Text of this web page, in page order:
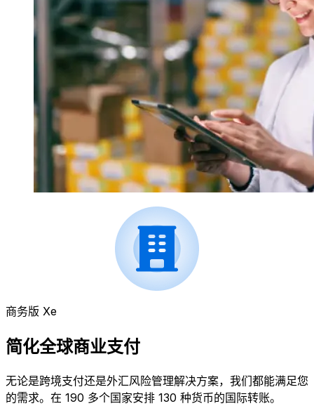
商务版 Xe
简化全球商业支付
无论是跨境支付还是外汇风险管理解决方案，我们都能满足您
的需求。在 190 多个国家安排 130 种货币的国际转账。